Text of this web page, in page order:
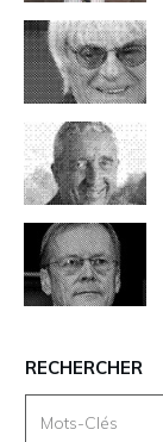
RECHERCHER